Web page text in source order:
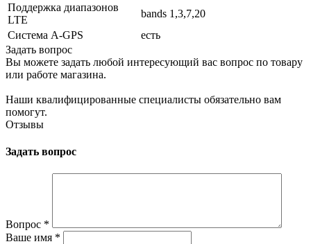
Поддержка диапазонов
LTE
bands 1,3,7,20
Cистема A-GPS
есть
Задать вопрос
Вы можете задать любой интересующий вас вопрос по товару
или работе магазина.
Наши квалифицированные специалисты обязательно вам
помогут.
Отзывы
Задать вопрос
Вопрос *
Ваше имя *